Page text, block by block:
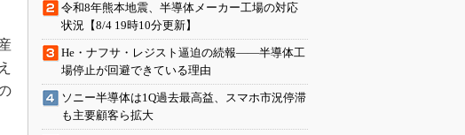
令和8年熊本地震、半導体メーカー工場の対応
状況【8/4 19時10分更新】
He・ナフサ・レジスト逼迫の続報――半導体工
場停止が回避できている理由
ソニー半導体は1Q過去最高益、スマホ市況停滞
も主要顧客ら拡大